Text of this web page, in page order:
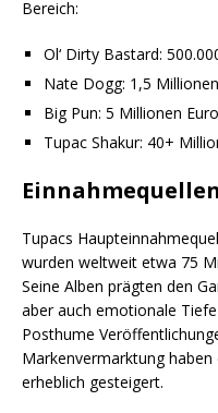
Bereich:
Ol‘ Dirty Bastard:
Nate Dogg: 1,5
Big Pun: 5 Millionen Euro
Tupac Shakur: 40+
Tupacs
wurden weltweit etwa 75
Seine Alben prägten den
aber auch emotionale
Posthume
Markenvermarktung
erheblich gesteigert.